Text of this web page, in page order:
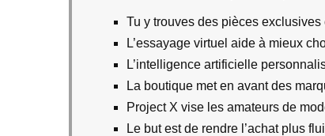
Tu y trouves des pièces
L’essayage virtuel aide à mieux
L’intelligence artificielle
La boutique met en avant des
Project X vise les amateurs de
Le but est de rendre l’achat plus